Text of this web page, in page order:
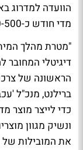
הוועדה למדרוג
מדי חודש כ-400-500 אלף איש.
"מטרת מהלך
דיגיטלי המחובר
הראשונה של
ברילנט, מנכ"ל
כדי לייצר מוצר
ונשיק מגוון
את המובילות של